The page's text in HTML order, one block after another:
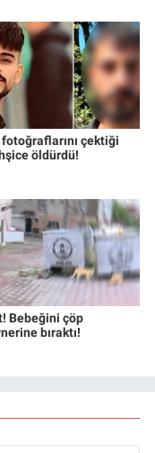
fotoğraflarını çektiği
öldürdü!
Bebeğini çöp
bıraktı!